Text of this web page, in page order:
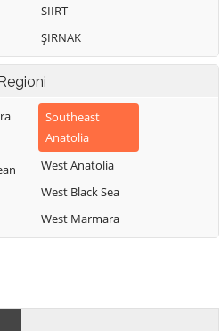
SIIRT
ŞIRNAK
Southeast
Anatolia
West Anatolia
West Black Sea
West Marmara